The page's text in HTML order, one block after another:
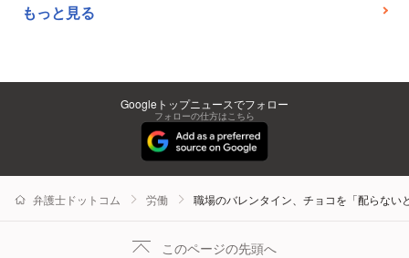
もっと見る
Googleトップニュースでフォロー
フォローの仕方はこちら
弁護士ドットコム 労働 職場のバレンタイン、チョコを「配らな
このページの先頭へ